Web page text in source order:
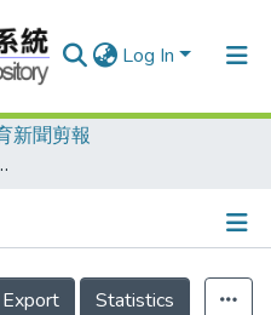
Log In
新聞剪報
兄弟挺過陰謀論 寫下中職傳奇/兄弟象封王一覽表
Export
Statistics